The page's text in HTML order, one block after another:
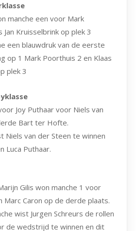
manche een voor Mark
Jan Kruisselbrink op plek 3
een blauwdruk van de eerste
op 1 Mark Poorthuis 2 en Klaas
plek 3
Joy Puthaar voor Niels van
Bart ter Hofte.
Niels van der Steen te winnen
Luca Puthaar.
Gilis won manche 1 voor
Marc Caron op de derde plaats.
wist Jurgen Schreurs de rollen
de wedstrijd te winnen en dit